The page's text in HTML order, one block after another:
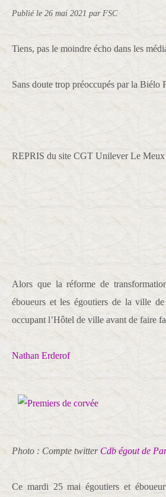
Publié le 26 mai 2021 par FSC
Tiens, pas le moindre écho dans les
Sans doute trop préoccupés par la Biélo
REPRIS du site CGT Unilever Le Meux
Alors que la réforme de
éboueurs et les égoutiers de la ville
occupant l’Hôtel de ville avant de faire
Nathan Erderof
Photo : Compte twitter Cdb égout de
Ce mardi 25 mai égoutiers et